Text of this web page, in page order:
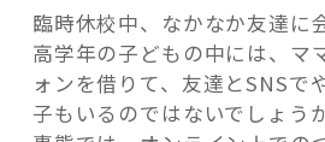
記事検索
臨時休校中、なかなか友達に
高学年の子どもの中には、マ
ォンを借りて、友達とSNSで
子もいるのではないでしょう